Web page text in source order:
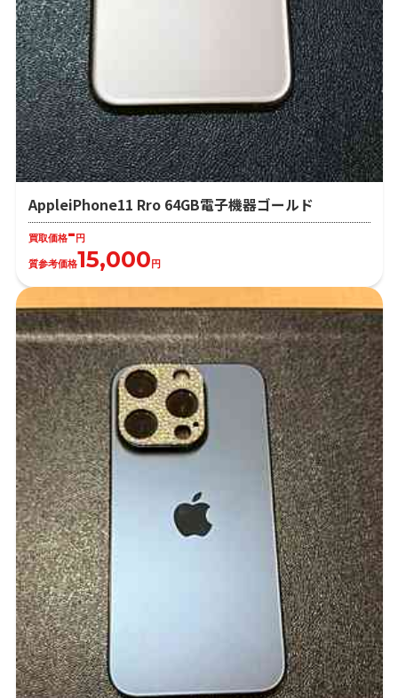
AppleiPhone11 Rro 64GB電子機器ゴールド
買取価格-円
質参考価格15,000円